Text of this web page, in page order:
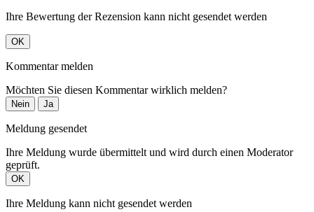
Ihre Bewertung der Rezension kann nicht gesendet werden
OK
Kommentar melden
Möchten Sie diesen Kommentar wirklich melden?
Nein Ja
Meldung gesendet
Ihre Meldung wurde übermittelt und wird durch einen Moderator
geprüft.
OK
Ihre Meldung kann nicht gesendet werden